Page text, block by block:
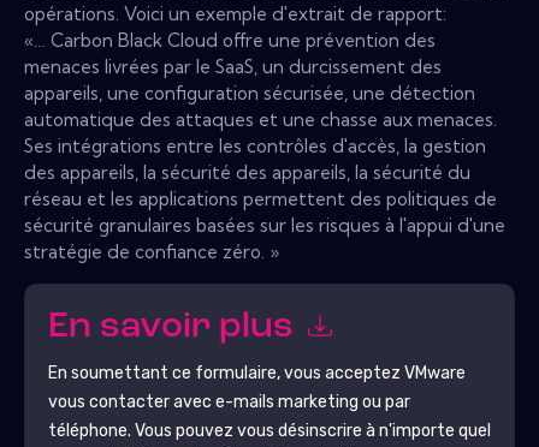
opérations. Voici un exemple d'extrait de rapport:
«… Carbon Black Cloud offre une prévention des
menaces livrées par le SaaS, un durcissement des
appareils, une configuration sécurisée, une détection
automatique des attaques et une chasse aux menaces.
Ses intégrations entre les contrôles d'accès, la gestion
des appareils, la sécurité des appareils, la sécurité du
réseau et les applications permettent des politiques de
sécurité granulaires basées sur les risques à l'appui d'une
stratégie de confiance zéro. »
En savoir plus
En soumettant ce formulaire, vous acceptez VMware
vous contacter avec e-mails marketing ou par
téléphone. Vous pouvez vous désinscrire à n'importe quel